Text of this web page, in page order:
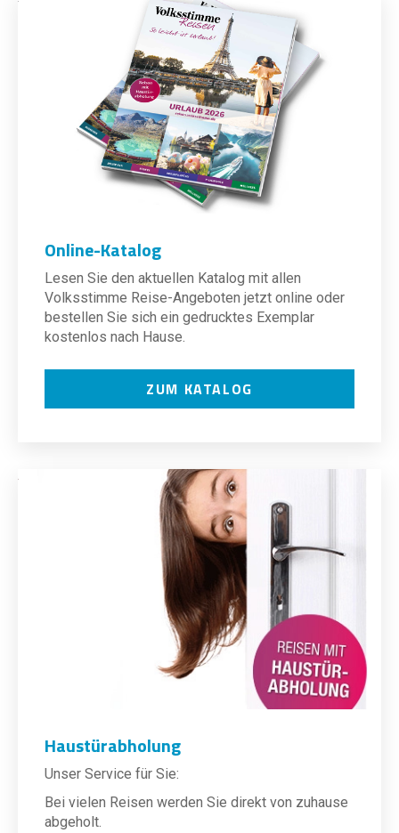
Online-Katalog
Lesen Sie den aktuellen Katalog mit allen
Volksstimme Reise-Angeboten jetzt online oder
bestellen Sie sich ein gedrucktes Exemplar
kostenlos nach Hause.
ZUM KATALOG
Haustürabholung
Unser Service für Sie:
Bei vielen Reisen werden Sie direkt von zuhause
abgeholt.